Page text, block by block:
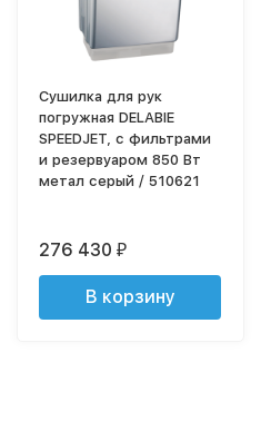
Сушилка для рук
погружная DELABIE
SPEEDJET, с фильтрами
и резервуаром 850 Вт
метал серый / 510621
276 430₽
В корзину